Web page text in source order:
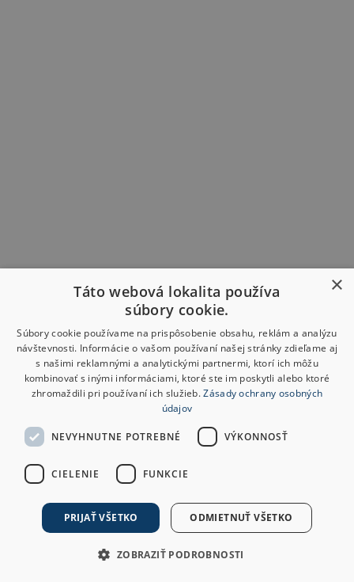
×
Táto webová lokalita používa
súbory cookie.
Súbory cookie používame na prispôsobenie obsahu, reklám a analýzu
návštevnosti. Informácie o vašom používaní našej stránky zdieľame aj
s našimi reklamnými a analytickými partnermi, ktorí ich môžu
kombinovať s inými informáciami, ktoré ste im poskytli alebo ktoré
zhromaždili pri používaní ich služieb.Zásady ochrany osobných
údajov
NEVYHNUTNE POTREBNÉ VÝKONNOSŤ
CIELENIE FUNKCIE
PRIJAŤ VŠETKO ODMIETNUŤ VŠETKO
ZOBRAZIŤ PODROBNOSTI